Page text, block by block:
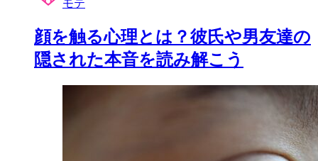
モテ
顔を触る心理とは？彼氏や男友達の
隠された本音を読み解こう